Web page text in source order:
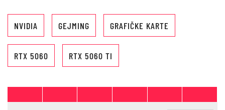
NVIDIA GEJMING GRAFIČKE KARTE
RTX 5060 RTX 5060 TI